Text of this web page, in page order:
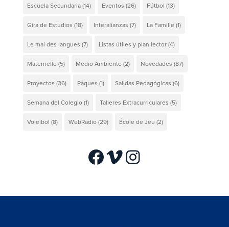
Escuela Secundaria(14) Eventos (26) Fútbol (13)
Gira de Estudios (18) Interalianzas (7) La Famille (1)
Le mai des langues (7) Listas útiles y plan lector(4)
Maternelle (5) Medio Ambiente (2) Novedades (87)
Proyectos (36) Pâques (1) Salidas Pedagógicas (6)
Semana del Colegio(1) Talleres Extracurriculares (5)
Voleibol (8) WebRadio(29) École de Jeu (2)
Facebook
VimeoInstagram